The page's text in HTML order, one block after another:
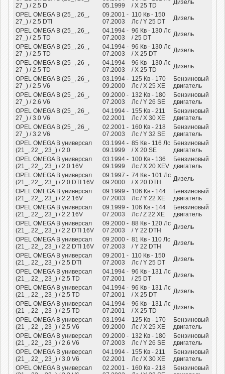
27_) / 2.5 D
05.1999
/ X 25 TD
Дизель
OPEL OMEGA B (25_, 26_,
27_) / 2.5 DTI
09.2001 -
07.2003
110 Кв - 150
Лс / Y 25 DT
Дизель
OPEL OMEGA B (25_, 26_,
27_) / 2.5 TD
04.1994 -
07.2003
96 Кв - 130 Лс
/ 25 DT
Дизель
OPEL OMEGA B (25_, 26_,
27_) / 2.5 TD
04.1994 -
07.2003
96 Кв - 130 Лс
/ X 25 DT
Дизель
OPEL OMEGA B (25_, 26_,
27_) / 2.5 TD
04.1994 -
07.2003
96 Кв - 130 Лс
/ X 25 TD
Дизель
OPEL OMEGA B (25_, 26_,
27_) / 2.5 V6
03.1994 -
09.2000
125 Кв - 170
Лс / X 25 XE
Бензиновый
двигатель
OPEL OMEGA B (25_, 26_,
27_) / 2.6 V6
09.2000 -
07.2003
132 Кв - 180
Лс / Y 26 SE
Бензиновый
двигатель
OPEL OMEGA B (25_, 26_,
27_) / 3.0 V6
04.1994 -
02.2001
155 Кв - 211
Лс / X 30 XE
Бензиновый
двигатель
OPEL OMEGA B (25_, 26_,
27_) / 3.2 V6
02.2001 -
07.2003
160 Кв - 218
Лс / Y 32 SE
Бензиновый
двигатель
OPEL OMEGA B универсал
(21_, 22_, 23_) / 2.0
03.1994 -
09.1999
85 Кв - 116 Лс
/ X 20 SE
Бензиновый
двигатель
OPEL OMEGA B универсал
(21_, 22_, 23_) / 2.0 16V
03.1994 -
09.1999
100 Кв - 136
Лс / X 20 XEV
Бензиновый
двигатель
OPEL OMEGA B универсал
(21_, 22_, 23_) / 2.0 DTI 16V
09.1997 -
09.2000
74 Кв - 101 Лс
/ X 20 DTH
Дизель
OPEL OMEGA B универсал
(21_, 22_, 23_) / 2.2 16V
09.1999 -
07.2003
106 Кв - 144
Лс / Y 22 XE
Бензиновый
двигатель
OPEL OMEGA B универсал
(21_, 22_, 23_) / 2.2 16V
09.1999 -
07.2003
106 Кв - 144
Лс / Z 22 XE
Бензиновый
двигатель
OPEL OMEGA B универсал
(21_, 22_, 23_) / 2.2 DTI 16V
09.2000 -
07.2003
88 Кв - 120 Лс
/ Y 22 DTH
Дизель
OPEL OMEGA B универсал
(21_, 22_, 23_) / 2.2 DTI 16V
09.2000 -
07.2003
81 Кв - 110 Лс
/ Y 22 DTH
Дизель
OPEL OMEGA B универсал
(21_, 22_, 23_) / 2.5 DTI
09.2001 -
07.2003
110 Кв - 150
Лс / Y 25 DT
Дизель
OPEL OMEGA B универсал
(21_, 22_, 23_) / 2.5 TD
04.1994 -
07.2001
96 Кв - 131 Лс
/ 25 DT
Дизель
OPEL OMEGA B универсал
(21_, 22_, 23_) / 2.5 TD
04.1994 -
07.2001
96 Кв - 131 Лс
/ X 25 DT
Дизель
OPEL OMEGA B универсал
(21_, 22_, 23_) / 2.5 TD
04.1994 -
07.2001
96 Кв - 131 Лс
/ X 25 TD
Дизель
OPEL OMEGA B универсал
(21_, 22_, 23_) / 2.5 V6
03.1994 -
09.2000
125 Кв - 170
Лс / X 25 XE
Бензиновый
двигатель
OPEL OMEGA B универсал
(21_, 22_, 23_) / 2.6 V6
09.2000 -
07.2003
132 Кв - 180
Лс / Y 26 SE
Бензиновый
двигатель
OPEL OMEGA B универсал
(21_, 22_, 23_) / 3.0 V6
04.1994 -
02.2001
155 Кв - 211
Лс / X 30 XE
Бензиновый
двигатель
OPEL OMEGA B универсал
02.2001 - 160 Кв - 218
Бензиновый